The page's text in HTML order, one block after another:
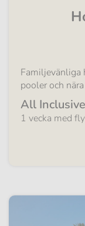
pooler och
All Inclusive
1 vecka med